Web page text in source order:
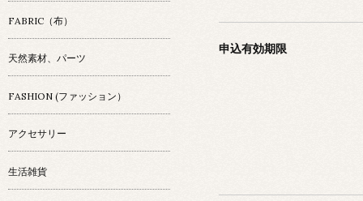
申込有効期限
FABRIC（布）
天然素材、パーツ
FASHION (ファッション）
アクセサリー
生活雑貨